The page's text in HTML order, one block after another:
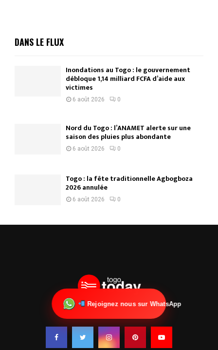
DANS LE FLUX
Inondations au Togo : le gouvernement
débloque 1,14 milliard FCFA d’aide aux
victimes
6 août 2026 0
Nord du Togo : l’ANAMET alerte sur une
saison des pluies plus abondante
6 août 2026 0
Togo : la fête traditionnelle Agbogboza
2026 annulée
6 août 2026 0
Rejoignez nous sur WhatsApp